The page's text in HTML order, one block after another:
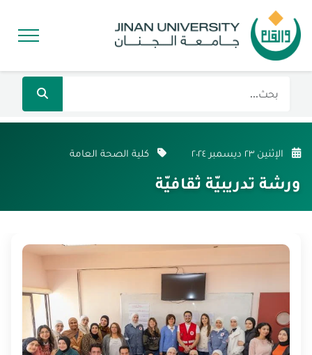
الإثنين ٢٣ ديسمبر ٢٠٢٤ كلية الصحة العامة
ورشة تدريبيّة ثقافيّة